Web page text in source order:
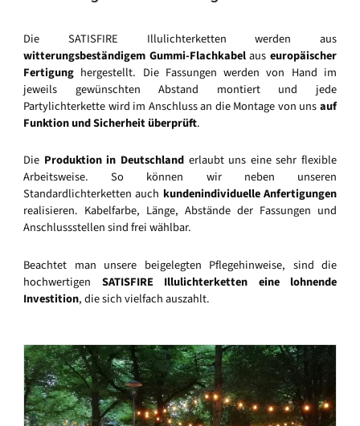
Die SATISFIRE Illulichterketten werden aus
witterungsbeständigem Gummi-Flachkabelauseuropäischer
Fertigung hergestellt. Die Fassungen werden von Hand im
jeweils gewünschten Abstand montiert und jede
Partylichterkette wird im Anschluss an die Montage von unsauf
Funktion und Sicherheit überprüft.
Die Produktion in Deutschlanderlaubt uns eine sehr flexible
Arbeitsweise. So können wir neben unseren
Standardlichterketten auch kundenindividuelle Anfertigungen
realisieren. Kabelfarbe, Länge, Abstände der Fassungen und
Anschlussstellen sind frei wählbar.
Beachtet man unsere beigelegten Pflegehinweise, sind die
hochwertigen SATISFIRE Illulichterketten eine lohnende
Investition, die sich vielfach auszahlt.